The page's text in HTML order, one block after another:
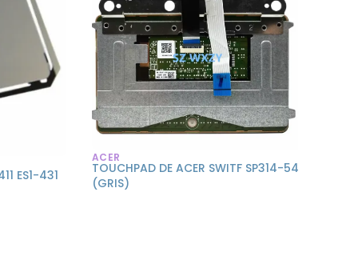
ES1-431
ACER
TOUCHPAD DE ACER SWITF SP314-54
(GRIS)